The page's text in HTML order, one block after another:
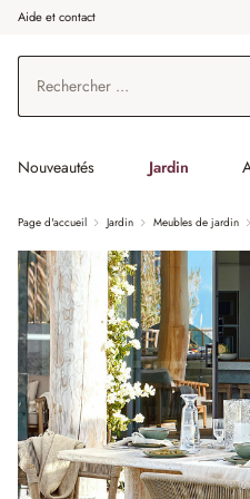
au contenu principal
Aller à la recherche
Aller à la navigation principale
Aide et contact
Nouveautés Jardin
Page d'accueil Jardin Meubles de jardin